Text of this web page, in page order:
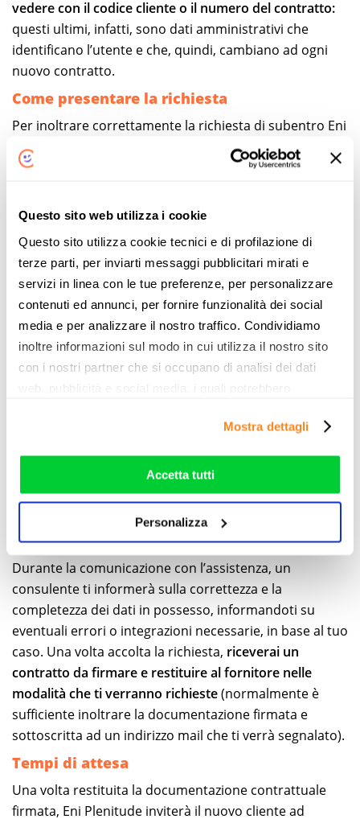
Questo sito web utilizza i cookie
Questo sito utilizza cookie tecnici e di profilazione di
terze parti, per inviarti messaggi pubblicitari mirati e
servizi in linea con le tue preferenze, per personalizzare
contenuti ed annunci, per fornire funzionalità dei social
media e per analizzare il nostro traffico. Condividiamo
inoltre informazioni sul modo in cui utilizza il nostro sito
con i nostri partner che si occupano di analisi dei dati
web, pubblicità e social media, i quali potrebbero
che hanno raccolto dal suo utilizzo dei loro servizi. Vedi
rifiutare o personalizzare il tuo consenso: cliccando sul
tasto "Accetta tutti”, selezionando le diverse categorie di
Mostra dettagli
Accetta tutti
Personalizza
vedere con il codice cliente o il numero del contratto:
questi ultimi, infatti, sono dati amministrativi che
identificano l’utente e che, quindi, cambiano ad ogni
nuovo contratto.
Come presentare la richiesta
Per inoltrare correttamente la richiesta di subentro Eni
Plenitude gas è possibile
chiamare l’assistenza clienti
del fornitore al numero verde 800 900 700, gratuito e
seguire la voce guida del menu per accedere nella
Sul sito ufficiale https://eniplenitude.com, inoltre, sono
presenti altri due sistemi per entrare in contatto con il
customer care: lalive chatper comunicare via testo e
in tempo reale con un addetto dell’assistenza e un mini
form su cuilasciare il proprio numero di telefono per
essere richiamatiad un orario in cui si è liberi da
impegni.
Plenitude e per il cambio intestatario può essere
presentata anchedi persona, recandosi presso uno dei
della compagnia sparsi su tutto il
territorio nazionale. Per conoscere il centro più vicino è
possibile consultare lamappa interattiva degli Energy
Store Enipresente sul sito ufficiale.
Durante la comunicazione con l’assistenza, un
consulente ti informerà sulla correttezza e la
completezza dei dati in possesso, informandoti su
eventuali errori o integrazioni necessarie, in base al tuo
caso. Una volta accolta la richiesta, riceverai un
contratto da firmare e restituire al fornitore nelle
modalità che ti verranno richieste(normalmente è
sufficiente inoltrare la documentazione firmata e
sottoscritta ad un indirizzo mail che ti verrà segnalato).
Tempi di attesa
Una volta restituita la documentazione contrattuale
firmata, Eni Plenitude inviterà il nuovo cliente ad